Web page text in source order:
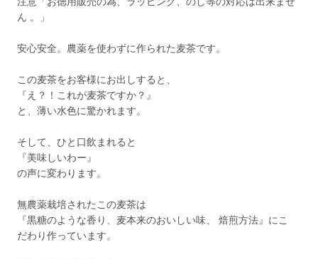
ん 。」
安心安全。農薬を使わずに作られた麦茶です。
この麦茶をお客様にお出しすると、
『え？！これが麦茶ですか？』
と、薄い水色に驚かれます。
そして、ひと口飲まれると
『美味しいわー』
の声に変わります。
無農薬栽培されたこの麦茶は
『黒糖のような香り、麦本来のおいしい味、 焙煎方法』にこ
だわり作っています。